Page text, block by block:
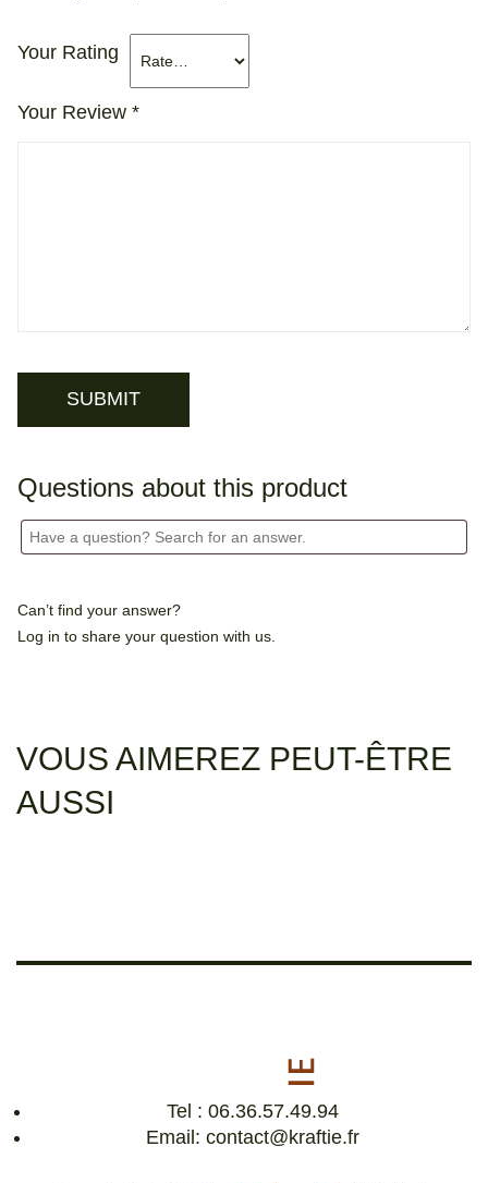
Your Rating
Your Review *
Questions about this product
Can’t find your answer?
Log in to share your question with us.
VOUS AIMEREZ PEUT-ÊTRE
AUSSI
Tel : 06.36.57.49.94
Email: contact@kraftie.fr